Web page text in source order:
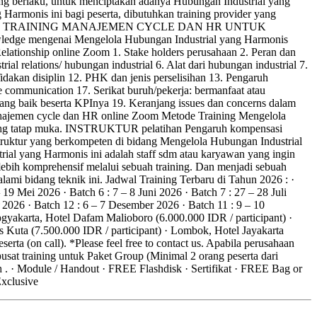
ini bagi peserta, dibutuhkan training provider yang
TRAINING MANAJEMEN CYCLE DAN HR UNTUK
mengenai Mengelola Hubungan Industrial yang Harmonis
online Zoom 1. Stake holders perusahaan 2. Peran dan
relations/ hubungan industrial 6. Alat dari hubungan industrial 7.
disiplin 12. PHK dan jenis perselisihan 13. Pengaruh
17. Serikat buruh/pekerja: bermanfaat atau
baik beserta KPInya 19. Keranjang issues dan concerns dalam
cycle dan HR online Zoom Metode Training Mengelola
tatap muka. INSTRUKTUR pelatihan Pengaruh kompensasi
yang berkompeten di bidang Mengelola Hubungan Industrial
yang Harmonis ini adalah staff sdm atau karyawan yang ingin
komprehensif melalui sebuah training. Dan menjadi sebuah
bidang teknik ini. Jadwal Training Terbaru di Tahun 2026 : ·
Mei 2026 · Batch 6 : 7 – 8 Juni 2026 · Batch 7 : 27 – 28 Juli
· Batch 12 : 6 – 7 Desember 2026 · Batch 11 : 9 – 10
Hotel Dafam Malioboro (6.000.000 IDR / participant) ·
(7.500.000 IDR / participant) · Lombok, Hotel Jayakarta
(on call). *Please feel free to contact us. Apabila perusahaan
training untuk Paket Group (Minimal 2 orang peserta dari
· Module / Handout · FREE Flashdisk · Sertifikat · FREE Bag or